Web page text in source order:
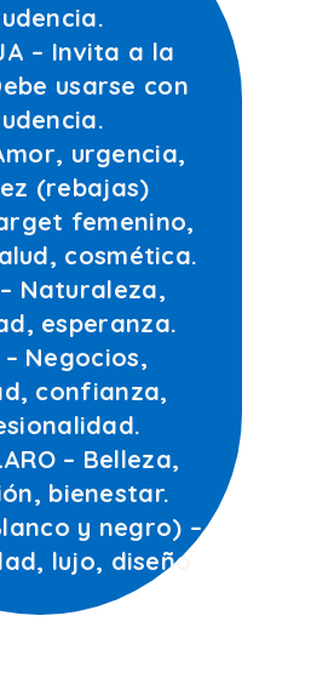
– Invita a la
usarse con
urgencia,
(rebajas)
femenino,
cosmética.
– Naturaleza,
esperanza.
– Negocios,
confianza,
– Belleza,
bienestar.
y negro) –
lujo, diseño